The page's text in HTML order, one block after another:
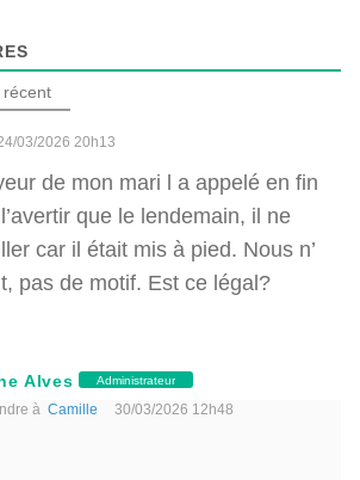
récent
03/2026 20h13
de mon mari l a appelé en fin
que le lendemain, il ne
car il était mis à pied. Nous n’
pas de motif. Est ce légal?
Alves
Administrateur
à Camille 30/03/2026 12h48